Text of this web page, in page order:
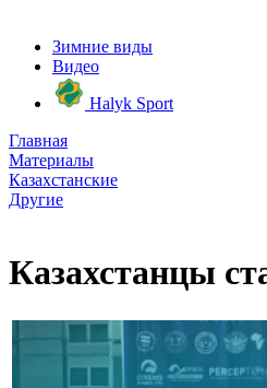
Зимние виды
Видео
Halyk Sport
Главная
Материалы
Казахстанские
Другие
Казахстанцы